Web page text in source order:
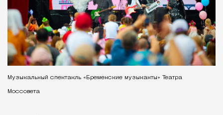
Музыкальный спектакль «Бременские музыканты» Театра
Моссовета